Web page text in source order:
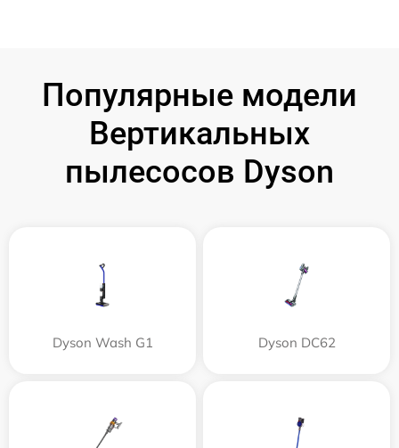
Популярные модели
Вертикальных
пылесосов Dyson
Dyson Wash G1 Dyson DC62